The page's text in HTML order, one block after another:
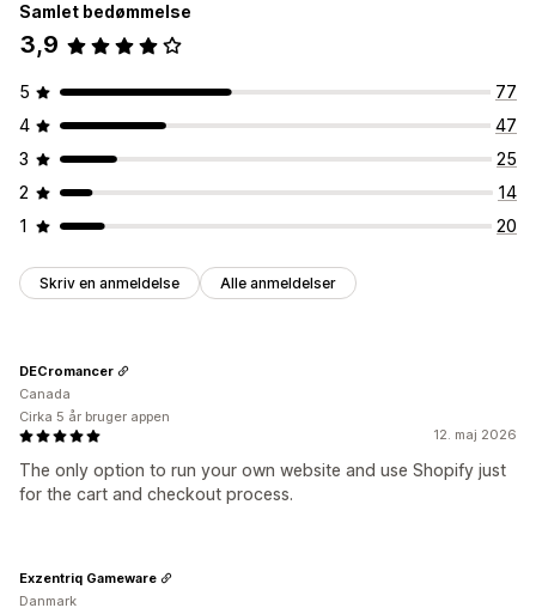
Samlet bedømmelse
3,9
5
77
4
47
3
25
2
14
1
20
Skriv en anmeldelse Alle anmeldelser
12. maj 2026
The only option to run your own website and use Shopify just
for the cart and checkout process.
DECromancer
Canada
Cirka 5 år bruger appen
Exzentriq Gameware
Danmark